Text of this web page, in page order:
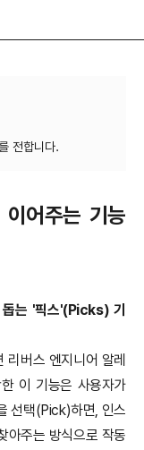
어주는 기능
돕는 '픽스'(Picks) 기
버스 엔지니어 알레
이 기능은 사용자가
선택(Pick)하면, 인스
아주는 방식으로 작동